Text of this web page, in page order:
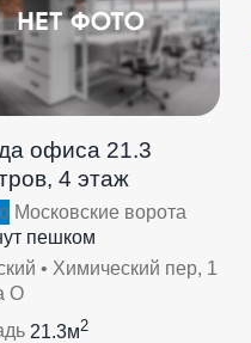
офиса 21.3
4 этаж
Московские ворота
пешком
• Химический пер, 1
О
21.3м2